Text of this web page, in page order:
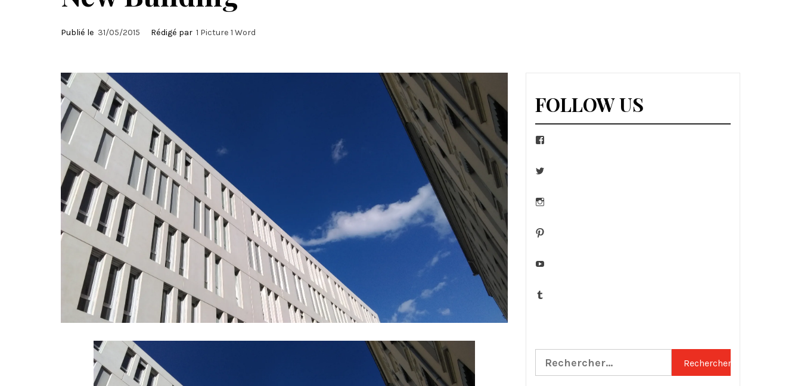
Publié le 31/05/2015 Rédigé par 1 Picture 1 Word
FOLLOW US
Facebook
Twitter
Instagram
Pinterest
YouTube
Tumblr
Rechercher :